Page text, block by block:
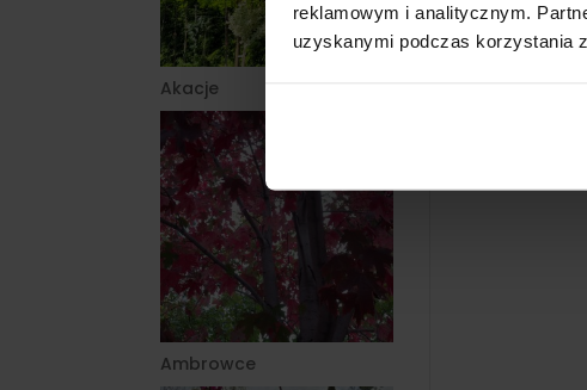
reklamowym i analitycznym.
uzyskanymi podczas korzystania
Akacje
Ambrowce